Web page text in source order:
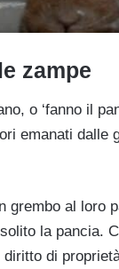
zampe
o ‘fanno il
emanati dalle
grembo al loro
la pancia.
di